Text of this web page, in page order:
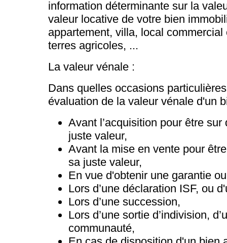
information déterminante sur la
valeur locative de votre bien
appartement, villa, local
terres agricoles, ...
La valeur vénale :
Dans quelles occasions
évaluation de la valeur vénale d'un
Avant l’acquisition pour être sur
juste valeur,
Avant la mise en vente pour
sa juste valeur,
En vue d'obtenir une garantie
Lors d’une déclaration ISF, ou
Lors d’une succession,
Lors d’une sortie d’indivision,
communauté,